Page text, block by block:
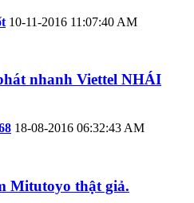
10-11-2016 11:07:40 AM
nhanh Viettel NHÁI
18-08-2016 06:32:43 AM
Mitutoyo thật giả.